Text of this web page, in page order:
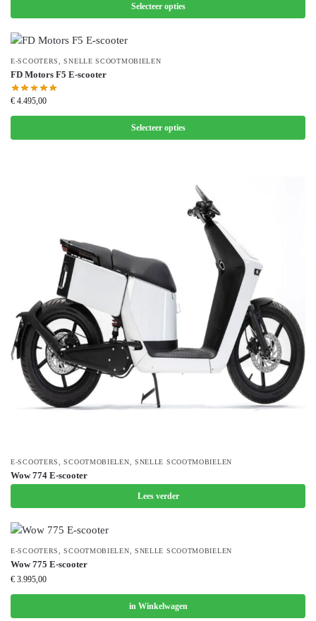
Selecteer opties
E-SCOOTERS ,SNELLE SCOOTMOBIELEN
FD Motors F5 E-scooter
€ 4.495,00
Selecteer opties
E-SCOOTERS ,SCOOTMOBIELEN SNELLE SCOOTMOBIELEN
Wow 774 E-scooter
Lees verder
E-SCOOTERS ,SCOOTMOBIELEN SNELLE SCOOTMOBIELEN
Wow 775 E-scooter
€ 3.995,00
in Winkelwagen